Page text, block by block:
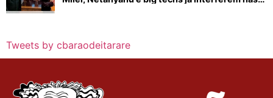
Tweets by cbaraodeitarare